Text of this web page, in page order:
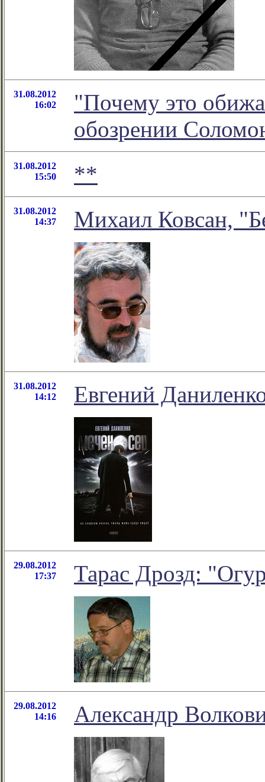
31.08.2012
16:02
"Почему это
обозрении
31.08.2012
15:50
**
31.08.2012
14:37
Михаил Ковсан,
31.08.2012
14:12
Евгений
29.08.2012
17:37
Тарас Дрозд:
29.08.2012
14:16
Александр